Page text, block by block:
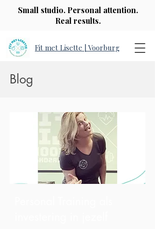
Small studio. Personal attention.
Real results.
Fit met Lisette | Voorburg
Blog